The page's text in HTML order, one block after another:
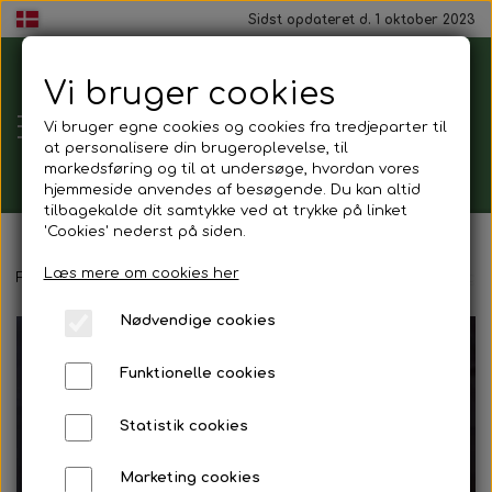
Sidst opdateret d. 1 oktober 2023
Tårnborg
Forsamlingshus
Gavekort
Mad ud af huset
Mindestund
Forside Mad ud af huset Håndmadder
Vi bruger cookies
Vi bruger egne cookies og cookies fra tredjeparter til
at personalisere din brugeroplevelse, til
markedsføring og til at undersøge, hvordan vores
hjemmeside anvendes af besøgende. Du kan altid
tilbagekalde dit samtykke ved at trykke på linket
'Cookies' nederst på siden.
Læs mere om cookies her
Nødvendige cookies
Funktionelle cookies
Statistik cookies
Marketing cookies